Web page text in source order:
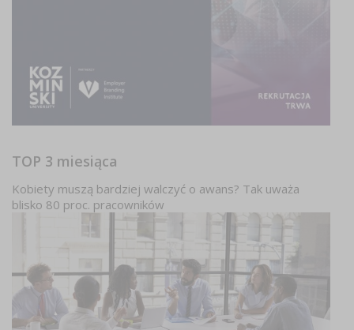
TOP 3 miesiąca
Kobiety muszą bardziej walczyć o awans? Tak uważa
blisko 80 proc. pracowników